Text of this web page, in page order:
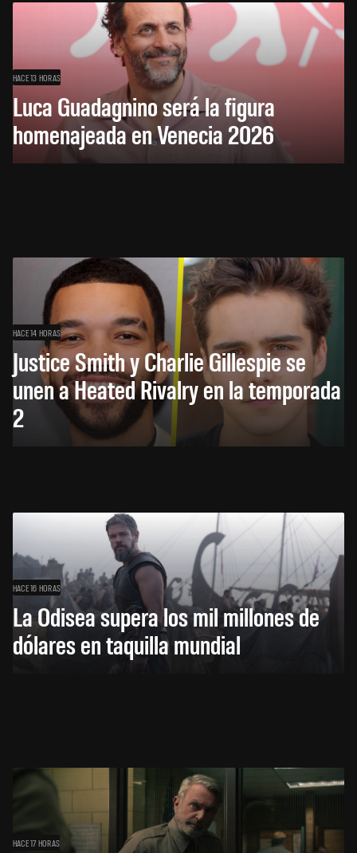
HACE 13 HORAS
Luca Guadagnino será la figura
homenajeada en Venecia 2026
HACE 14 HORAS
Justice Smith y Charlie Gillespie se
unen a Heated Rivalry en la temporada
2
HACE 16 HORAS
La Odisea supera los mil millones de
dólares en taquilla mundial
HACE 17 HORAS